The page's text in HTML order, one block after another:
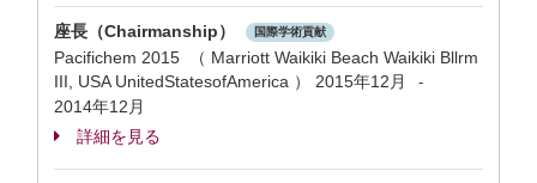
座長（Chairmanship） 国際学術貢献
Pacifichem 2015 （ Marriott Waikiki Beach Waikiki Bllrm
III, USA UnitedStatesofAmerica ） 2015年12月 -
2014年12月
詳細を見る